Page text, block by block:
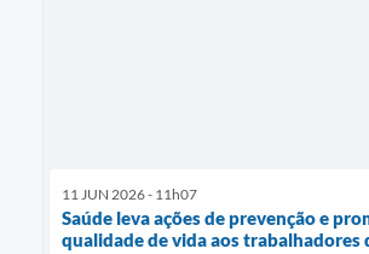
11 JUN 2026 - 11h07
Saúde leva ações de prevenção e
qualidade de vida aos trabalhadores